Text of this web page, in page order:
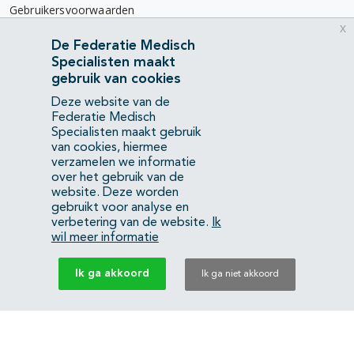
Gebruikersvoorwaarden
Privacyverklaring
Contact
Mercatorlaan 1200
3528 BL Utrecht
(088) 505 34 34
info@richtlijnendatabase.nl
YouTubeLinkedIn
KvK Federatie Medisch Specialisten:40483480
Privacyverklaring
De Federatie Medisch
Specialisten maakt
gebruik van cookies
Deze website van de
Federatie Medisch
Specialisten maakt gebruik
van cookies, hiermee
verzamelen we informatie
over het gebruik van de
website. Deze worden
gebruikt voor analyse en
verbetering van de website.
Ik
wil meer informatie
Ik ga akkoord Ik ga niet akkoord
x